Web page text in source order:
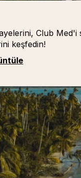
Club
keşfedin!